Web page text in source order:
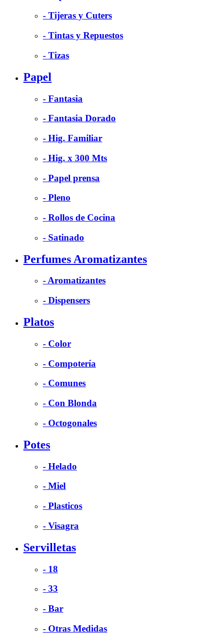
- Tijeras y Cuters
- Tintas y Repuestos
- Tizas
Papel
- Fantasia
- Fantasia Dorado
- Hig. Familiar
- Hig. x 300 Mts
- Papel prensa
- Pleno
- Rollos de Cocina
- Satinado
Perfumes Aromatizantes
- Aromatizantes
- Dispensers
Platos
- Color
- Compotería
- Comunes
- Con Blonda
- Octogonales
Potes
- Helado
- Miel
- Plasticos
- Visagra
Servilletas
- 18
- 33
- Bar
- Otras Medidas